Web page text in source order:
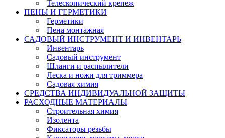
Телескопический крепеж
ПЕНЫ И ГЕРМЕТИКИ
Герметики
Пена монтажная
САДОВЫЙ ИНСТРУМЕНТ И ИНВЕНТАРЬ
Инвентарь
Садовый инструмент
Шланги и распылители
Леска и ножи для триммера
Садовая химия
СРЕДСТВА ИНДИВИДУАЛЬНОЙ ЗАЩИТЫ
РАСХОДНЫЕ МАТЕРИАЛЫ
Строительная химия
Изолента
Фиксаторы резьбы